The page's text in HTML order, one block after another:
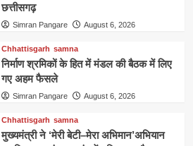
छत्तीसगढ़
Simran Pangare August 6, 2026
Chhattisgarh samna
निर्माण श्रमिकों के हित में मंडल की बैठक में लिए
गए अहम फैसले
Simran Pangare August 6, 2026
Chhattisgarh samna
मुख्यमंत्री ने ‘मेरी बेटी–मेरा अभिमान’अभियान